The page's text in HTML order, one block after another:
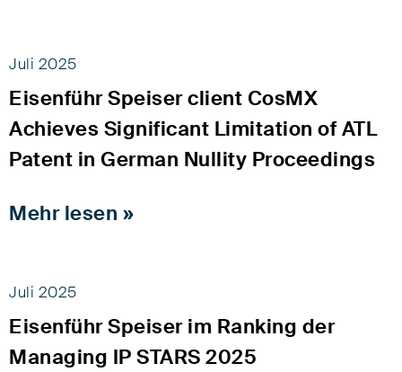
Juli 2025
Eisenführ Speiser client CosMX
Achieves Significant Limitation of ATL
Patent in German Nullity Proceedings
Mehr lesen »
Juli 2025
Eisenführ Speiser im Ranking der
Managing IP STARS 2025